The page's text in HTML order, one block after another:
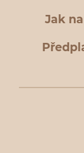
Jak